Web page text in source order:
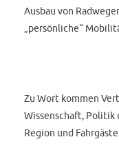
Ausbau von
„persönliche“
Zu Wort kommen
Wissenschaft, Politik
Region und Fahrgäste.